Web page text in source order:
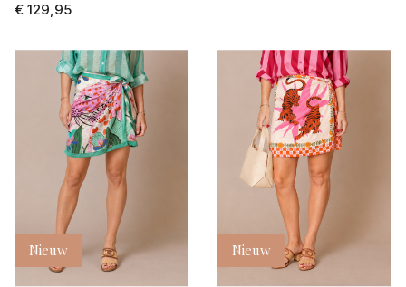
€ 129,95
Nieuw Nieuw